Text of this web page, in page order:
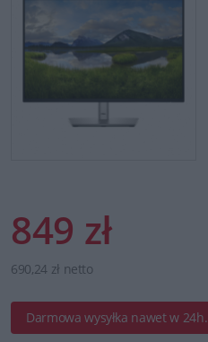
849 zł
690,24 zł netto
Darmowa wysyłka nawet w 24h.